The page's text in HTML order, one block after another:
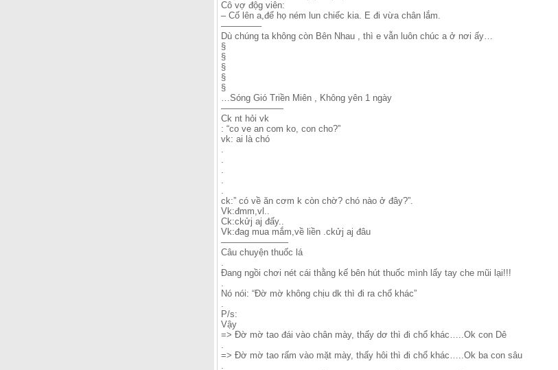
Cô vợ độg viên:
– Cố lên a,để họ ném lun chiếc kia. E đi vừa chân lắm.
————–
Dù chúng ta không còn Bên Nhau , thì e vẫn luôn chúc a ở nơi ấy…
§
§
§
§
§
…Sóng Gió Triền Miên , Không yên 1 ngày
———————
Ck nt hỏi vk
: “co ve an com ko, con cho?”
vk: ai là chó
.
.
.
.
.
ck:” có về ăn cơm k còn chờ? chó nào ở đây?”.
Vk:đmm,vl..
Ck:ckửj aj đấy..
Vk:đag mua mắm,về liền .ckửj aj đâu
———————–
Câu chuyện thuốc lá
.
Đang ngồi chơi nét cái thằng kế bên hút thuốc mình lấy tay che mũi lại!!!
.
Nó nói: “Đờ mờ không chịu dk thì đi ra chổ khác”
.
P/s:
Vậy
=> Đờ mờ tao đái vào chân mày, thấy dơ thì đi chổ khác…..Ok con Dê
.
=> Đờ mờ tao rấm vào mặt mày, thấy hôi thì đi chổ khác…..Ok ba con sâu
.